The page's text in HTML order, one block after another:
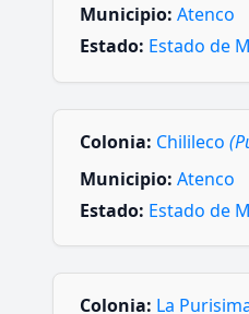
Municipio: Atenco
Estado: Estado de
Colonia: Chilileco
Municipio: Atenco
Estado: Estado de
Colonia: La